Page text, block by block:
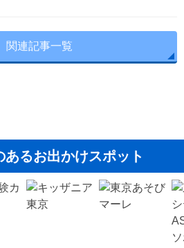
関連記事一覧
るお出かけスポット